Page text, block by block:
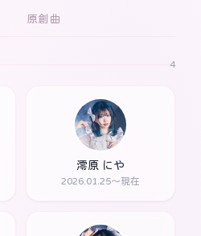
原創曲
4
澪原 にや
2026.01.25～現在